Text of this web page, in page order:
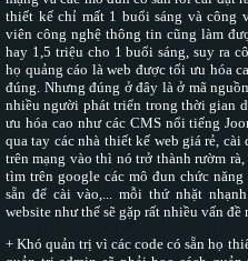
thiết kế chỉ mất 1 buổi sáng và công
viên công nghệ thông tin cũng làm
hay 1,5 triệu cho 1 buổi sáng, suy ra
họ quảng cáo là web được tối ưu hóa
đúng. Nhưng đúng ở đây là ở mã
nhiều người phát triển trong thời gian
ưu hóa cao như các CMS nổi tiếng
qua tay các nhà thiết kế web giá rẻ,
trên mạng vào thì nó trở thành rườm
tìm trên google các mô đun chức
sẵn để cài vào,... mỗi thứ nhặt
website như thế sẽ gặp rất nhiều vấn đề
+ Khó quản trị vì các code có sẵn họ